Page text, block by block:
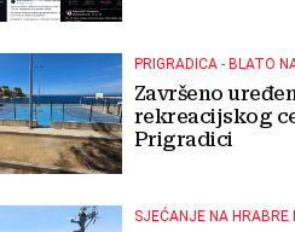
PRIGRADICA - BLATO
Završeno
rekreacijskog
Prigradici
SJEĆANJE NA HRABRE